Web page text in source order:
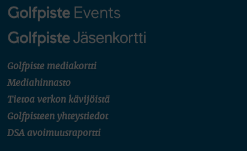
Golfpiste mediakortti
Mediahinnasto
Tietoa verkon kävijöistä
Golfpisteen yhteystiedot
DSA avoimuusraportti